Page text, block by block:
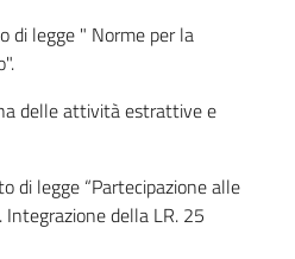
di legge " Norme per la
delle attività estrattive e
di legge “Partecipazione alle
della LR. 25